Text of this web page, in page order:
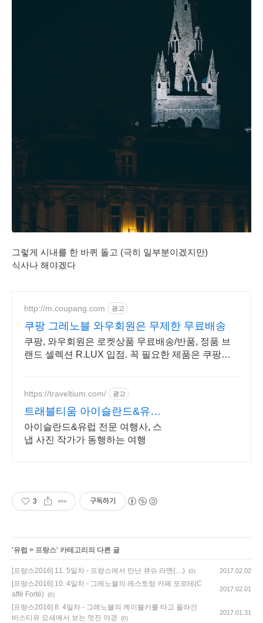
그렇게 시내를 한 바퀴 돌고 (극히 일부분이겠지만)
식사나 해야겠다
http://m.coupang.com 광고
쿠팡 그레노블 와우회원은 무제한 무료배송
쿠팡, 와우회원은 로켓상품 무료배송/반품, 정품 브
랜드 셀렉션 R.LUX 입점. 꼭 필요한 제품은 쿠팡에
https://traveltium.com/ 광고
트래블티움 아이슬란드&유럽
전문 여행사
아이슬란드&유럽 전문 여행사, 스
냅 사진 작가가 동행하는 여행
3 구독하기
'유럽 > 프랑스' 카테고리의 다른 글
[프랑스2016] 11. 5일차 - 프랑스에서 만난 큐슈 라멘(....) (0) 2017.02.02
[프랑스2016] 10. 4일차 - 그레노블의 레스토랑 카페 포르테(C
affè Forté) (0)
2017.02.01
[프랑스2016] 8. 4일차 - 그레노블의 케이블카를 타고 올라간
바스티유 요새에서 보는 멋진 야경
(0)
2017.01.31